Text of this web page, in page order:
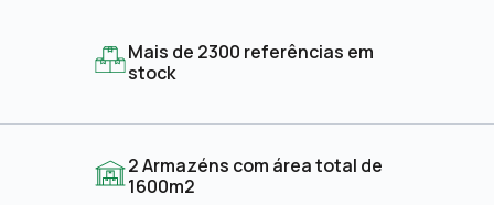
Mais de 2300 referências em
stock
2 Armazéns com área total de
1600m2